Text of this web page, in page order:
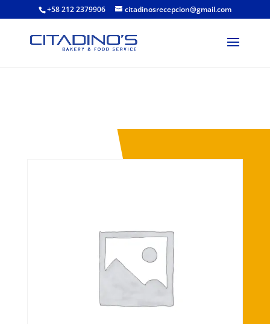
+58 212 2379906 citadinosrecepcion@gmail.com